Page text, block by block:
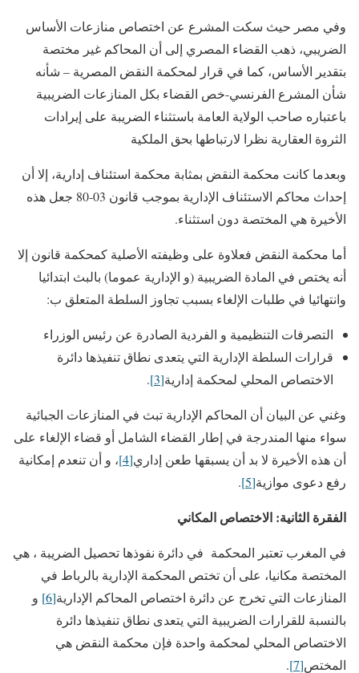
وفي مصر حيث سكت المشرع عن اختصاص منازعات الأساس
الضريبي، ذهب القضاء المصري إلى أن المحاكم غير مختصة
بتقدير الأساس، كما في قرار لمحكمة النقض المصرية – شأنه
شأن المشرع الفرنسي-خص القضاء بكل المنازعات الضريبية
باعتباره صاحب الولاية العامة باستثناء الضريبة على إيرادات
الثروة العقارية نظرا لارتباطها بحق الملكية
وبعدما كانت محكمة النقض بمثابة محكمة استئناف إدارية، إلا أن
إحداث محاكم الاستئناف الإدارية بموجب قانون 03-80 جعل هذه
الأخيرة هي المختصة دون استثناء.
أما محكمة النقض فعلاوة على وظيفته الأصلية كمحكمة قانون إلا
أنه يختص في المادة الضريبية (و الإدارية عموما) بالبث ابتدائيا
وانتهائيا في طلبات الإلغاء بسبب تجاوز السلطة المتعلق ب:
التصرفات التنظيمية و الفردية الصادرة عن رئيس الوزراء
قرارات السلطة الإدارية التي يتعدى نطاق تنفيذها دائرة
الاختصاص المحلي لمحكمة إدارية[3]
.
وغني عن البيان أن المحاكم الإدارية تبث في المنازعات الجبائية
سواء منها المندرجة في إطار القضاء الشامل أو قضاء الإلغاء على
أن هذه الأخيرة لا بد أن يسبقها طعن إداري[4]
، و أن تنعدم إمكانية
رفع دعوى موازية[5]
.
الفقرة الثانية: الاختصاص المكاني
في المغرب تعتبر المحكمة في دائرة نفوذها تحصيل الضريبة ، هي
المختصة مكانيا، على أن تختص المحكمة الإدارية بالرباط في
المنازعات التي تخرج عن دائرة اختصاص المحاكم الإدارية[6]
و
بالنسبة للقرارات الضريبية التي يتعدى نطاق تنفيذها دائرة
الاختصاص المحلي لمحكمة واحدة فإن محكمة النقض هي
المختص[7]
.